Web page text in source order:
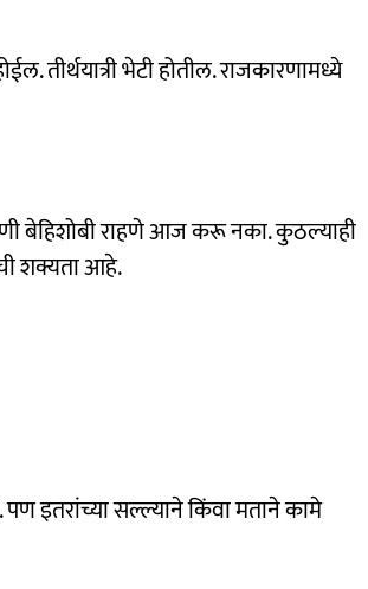
तीर्थयात्री भेटी होतील. राजकारणामध्ये
बेहिशोबी राहणे आज करू नका. कुठल्याही
शक्यता आहे.
सल्ल्याने किंवा मताने कामे